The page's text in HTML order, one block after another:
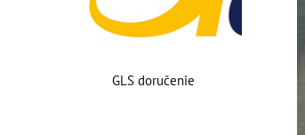
GLS doručenie